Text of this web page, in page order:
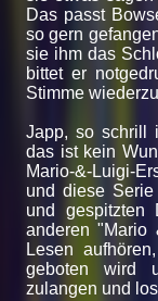
Das passt
so gern
sie ihm das
bittet er
Stimme
Japp, so schrill
das ist kein
Mario-&-Luigi-
und diese
und gespitzten
anderen "Mario
Lesen
geboten wird
zulangen und